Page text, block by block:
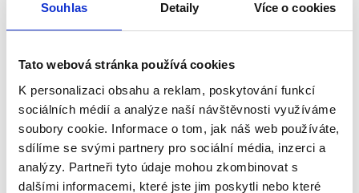
Souhlas Detaily Více o cookies
Tato webová stránka používá cookies
K personalizaci obsahu a reklam, poskytování funkcí
sociálních médií a analýze naší návštěvnosti využíváme
soubory cookie. Informace o tom, jak náš web používáte,
sdílíme se svými partnery pro sociální média, inzerci a
analýzy. Partneři tyto údaje mohou zkombinovat s
dalšími informacemi, které jste jim poskytli nebo které
Pákové řezačky